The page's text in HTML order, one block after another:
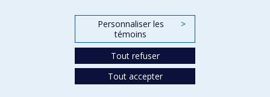
Personnaliser les
témoins
>
Tout refuser
Tout accepter